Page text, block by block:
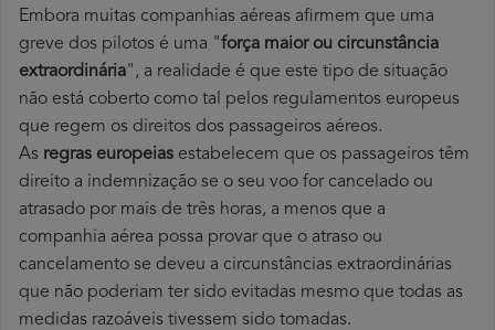
Embora muitas companhias aéreas afirmem que uma
greve dos pilotos é uma "força maior ou circunstância
extraordinária", a realidade é que este tipo de situação
não está coberto como tal pelos regulamentos europeus
que regem os direitos dos passageiros aéreos.
As regras europeias estabelecem que os passageiros têm
direito a indemnização se o seu voo for cancelado ou
atrasado por mais de três horas, a menos que a
companhia aérea possa provar que o atraso ou
cancelamento se deveu a circunstâncias extraordinárias
que não poderiam ter sido evitadas mesmo que todas as
medidas razoáveis tivessem sido tomadas.